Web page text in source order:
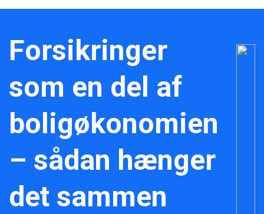
Forsikringer
som en del af
boligøkonomien
– sådan hænger
det sammen